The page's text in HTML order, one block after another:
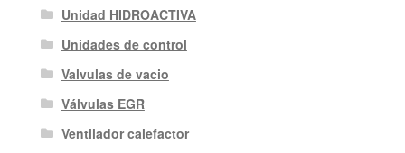
Unidad HIDROACTIVA
Unidades de control
Valvulas de vacio
Válvulas EGR
Ventilador calefactor